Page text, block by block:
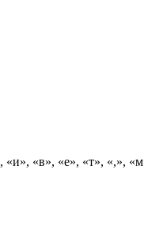
«в», «е», «т», «,»,